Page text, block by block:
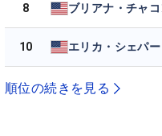
8 ブリアナ・チャ
10 エリカ・シェパー
順位の続きを見る